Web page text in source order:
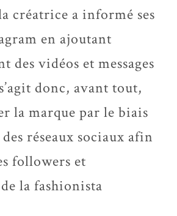
créatrice a informé ses
en ajoutant
des vidéos et messages
donc, avant tout,
la marque par le biais
réseaux sociaux afin
followers et
la fashionista